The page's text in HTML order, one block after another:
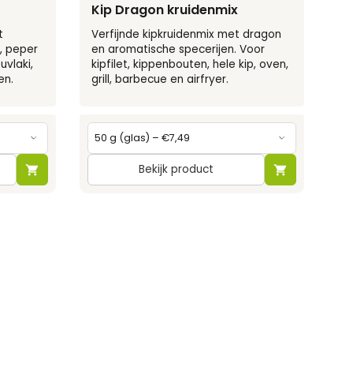
peper
Kip Dragon kruidenmix
Verfijnde kipkruidenmix met dragon
en aromatische specerijen. Voor
kipfilet, kippenbouten, hele kip, oven,
grill, barbecue en airfryer.
Bekijk product